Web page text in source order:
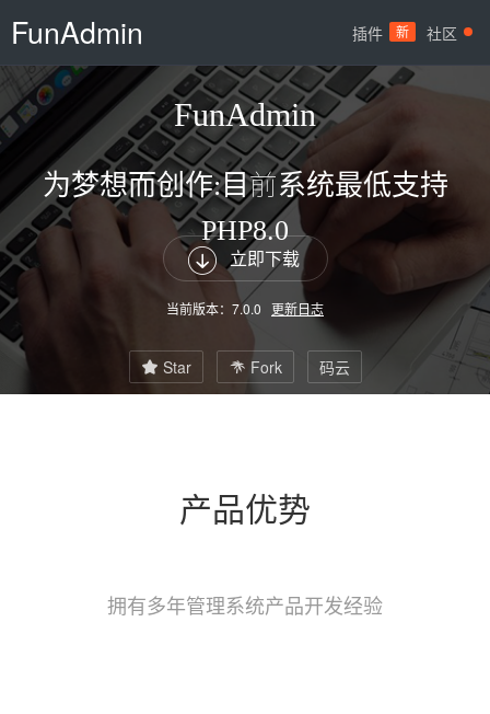
FunAdmin 插件 新 社区
FunAdmin
为梦想而创作:目前系统最低支持
PHP8.0
 立即下载
当前版本： 7.0.0 更新日志
 Star  Fork 码云
产品优势
拥有多年管理系统产品开发经验